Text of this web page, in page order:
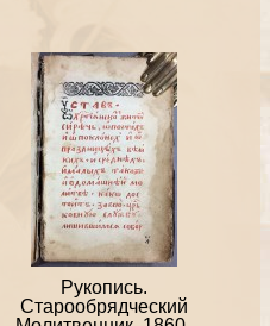
Рукопись.
Старообрядческий